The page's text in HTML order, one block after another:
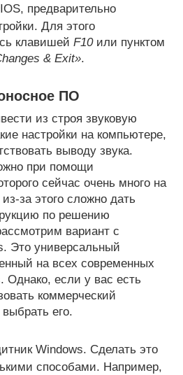
предварительно
Для этого
клавишей F10или пунктом
& Exit».
ПО
из строя звуковую
настройки на компьютере,
выводу звука.
при помощи
сейчас очень много на
за этого сложно дать
по решению
вариант с
Это универсальный
на всех современных
Однако, если у вас есть
коммерческий
его.
Windows. Сделать это
способами. Например,